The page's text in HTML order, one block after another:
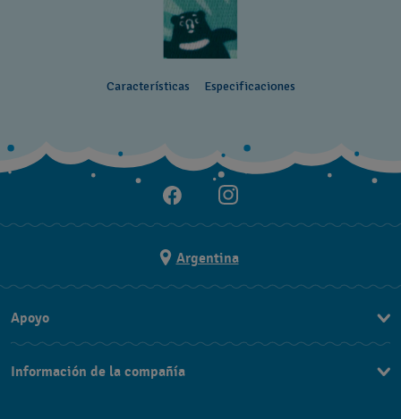
Características Especificaciones
Argentina
Apoyo
Preguntas Frecuentes
Información de la compañía